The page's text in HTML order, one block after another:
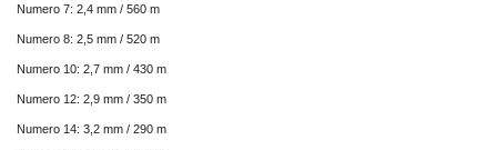
Numero 7: 2,4 mm / 560 m
Numero 8: 2,5 mm / 520 m
Numero 10: 2,7 mm / 430 m
Numero 12: 2,9 mm / 350 m
Numero 14: 3,2 mm / 290 m